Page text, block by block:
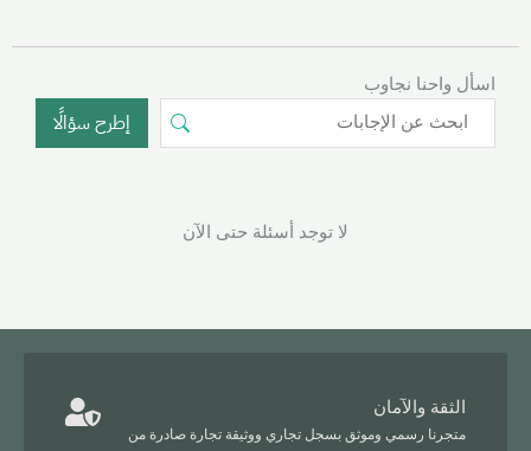
اسأل واحنا نجاوب
إطرح سؤالًا
لا توجد أسئلة حتى الآن
الثقة والآمان
متجرنا رسمي وموثق بسجل تجاري ووثيقة تجارة صادرة من